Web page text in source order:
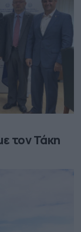
τον Τάκη